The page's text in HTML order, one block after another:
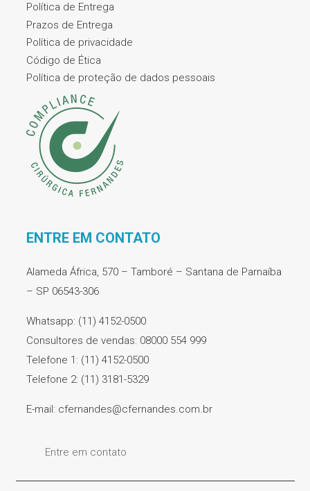
Política de Entrega
Prazos de Entrega
Política de privacidade
Código de Ética
Política de proteção de dados pessoais
ENTRE EM CONTATO
Alameda África, 570 – Tamboré – Santana de Parnaíba
– SP 06543-306
Whatsapp: (11) 4152-0500
Consultores de vendas: 08000 554 999
Telefone 1: (11) 4152-0500
Telefone 2: (11) 3181-5329
E-mail: cfernandes@cfernandes.com.br
Entre em contato